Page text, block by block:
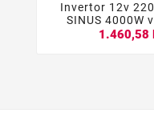
 
Invertor 12v
SINUS 4000W
1.460,58